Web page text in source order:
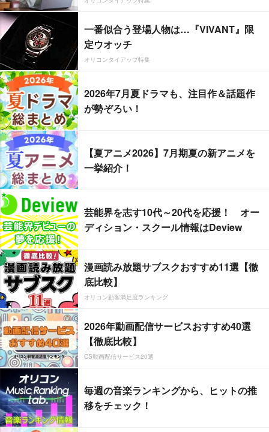
一番似合う登場人物は…『VIVANT』限
定ウオッチ
オリコンタイアップ特集
2026年7月夏ドラマも、注目作＆話題作
が勢ぞろい！
【夏アニメ2026】7月期夏の新アニメを
一挙紹介！
芸能界を志す10代～20代を応援！ オー
ディション・スクール情報はDeview
漫画読み放題サブスクおすすめ11選【徹
底比較】
オリコン顧客満足度ランキング
2026年動画配信サービスおすすめ40選
【徹底比較】
CS動画配信サービス20選
毎週の音楽ランキングから、ヒットの推
移をチェック！